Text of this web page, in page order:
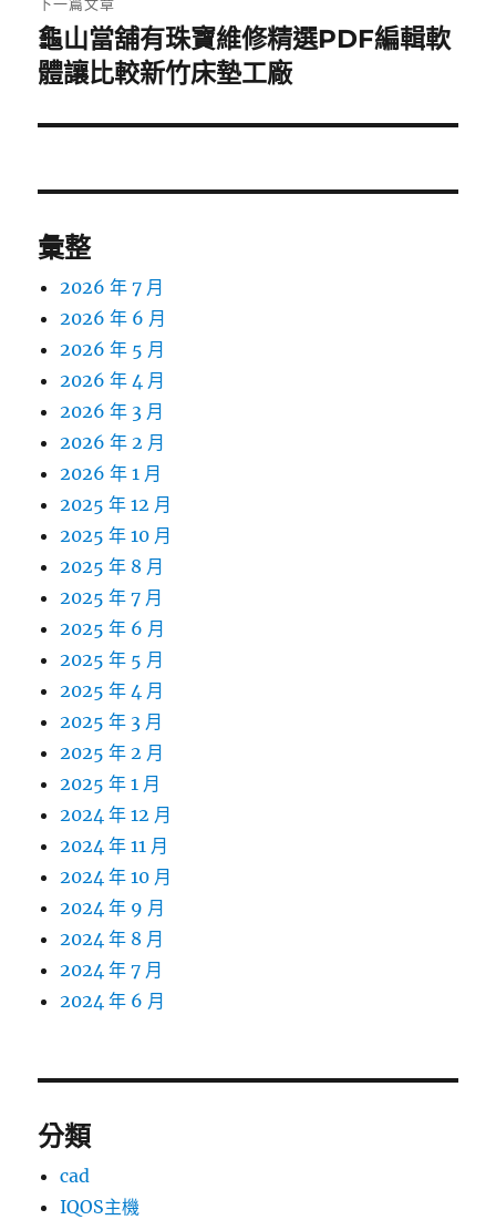
下
一
文
龜山當舖有珠寶維修精選PDF編輯軟
體讓比較新竹床墊工廠
彙整
2026 年 7 月
2026 年 6 月
2026 年 5 月
2026 年 4 月
2026 年 3 月
2026 年 2 月
2026 年 1 月
2025 年 12 月
2025 年 10 月
2025 年 8 月
2025 年 7 月
2025 年 6 月
2025 年 5 月
2025 年 4 月
2025 年 3 月
2025 年 2 月
2025 年 1 月
2024 年 12 月
2024 年 11 月
2024 年 10 月
2024 年 9 月
2024 年 8 月
2024 年 7 月
2024 年 6 月
分類
cad
IQOS主機